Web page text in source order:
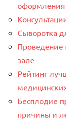
оформления
Сыворотка
Проведение
зале
Рейтинг
Бесплодие
причины и